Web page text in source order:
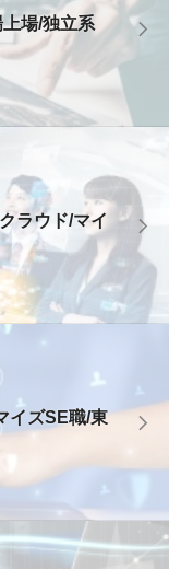
場/独立系
ラウド/マイ
イズSE職/東